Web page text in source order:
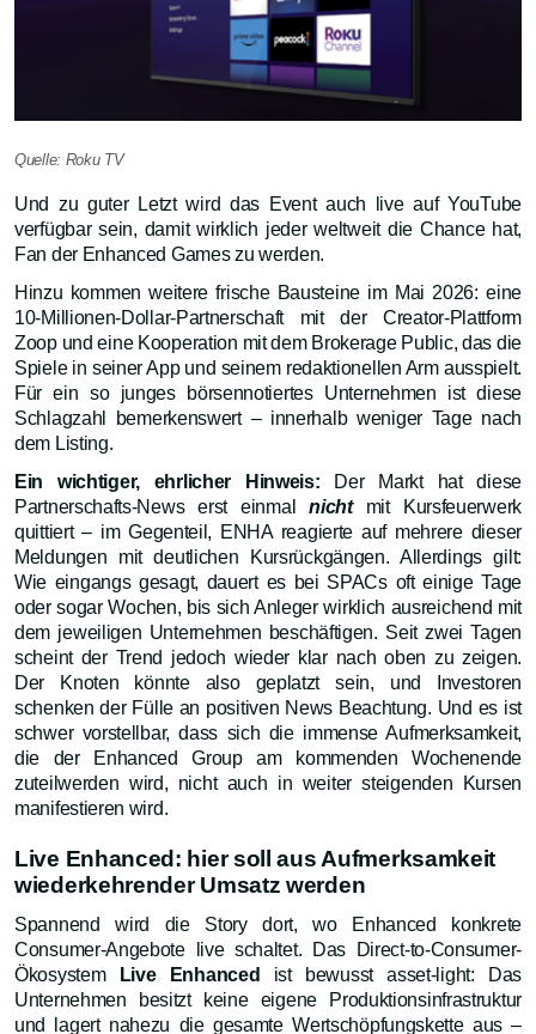
Quelle: Roku TV
Und zu guter Letzt wird das Event auch live auf YouTube
verfügbar sein, damit wirklich jeder weltweit die Chance hat,
Fan der Enhanced Games zu werden.
Hinzu kommen weitere frische Bausteine im Mai 2026: eine
10-Millionen-Dollar-Partnerschaft mit der Creator-Plattform
Zoop und eine Kooperation mit dem Brokerage Public, das die
Spiele in seiner App und seinem redaktionellen Arm ausspielt.
Für ein so junges börsennotiertes Unternehmen ist diese
Schlagzahl bemerkenswert – innerhalb weniger Tage nach
dem Listing.
Ein wichtiger, ehrlicher Hinweis: Der Markt hat diese
Partnerschafts-News erst einmalnichtmit Kursfeuerwerk
quittiert – im Gegenteil, ENHA reagierte auf mehrere dieser
Meldungen mit deutlichen Kursrückgängen. Allerdings gilt:
Wie eingangs gesagt, dauert es bei SPACs oft einige Tage
oder sogar Wochen, bis sich Anleger wirklich ausreichend mit
dem jeweiligen Unternehmen beschäftigen. Seit zwei Tagen
scheint der Trend jedoch wieder klar nach oben zu zeigen.
Der Knoten könnte also geplatzt sein, und Investoren
schenken der Fülle an positiven News Beachtung. Und es ist
schwer vorstellbar, dass sich die immense Aufmerksamkeit,
die der Enhanced Group am kommenden Wochenende
zuteilwerden wird, nicht auch in weiter steigenden Kursen
manifestieren wird.
Live Enhanced: hier soll aus Aufmerksamkeit
wiederkehrender Umsatz werden
Spannend wird die Story dort, wo Enhanced konkrete
Consumer-Angebote live schaltet. Das Direct-to-Consumer-
Ökosystem
Live Enhanced
ist bewusst asset-light: Das
Unternehmen besitzt keine eigene Produktionsinfrastruktur
und lagert nahezu die gesamte Wertschöpfungskette aus –